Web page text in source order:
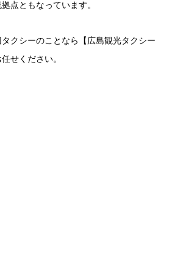
点ともなっています。
クシーのことなら【広島観光タクシー
せください。